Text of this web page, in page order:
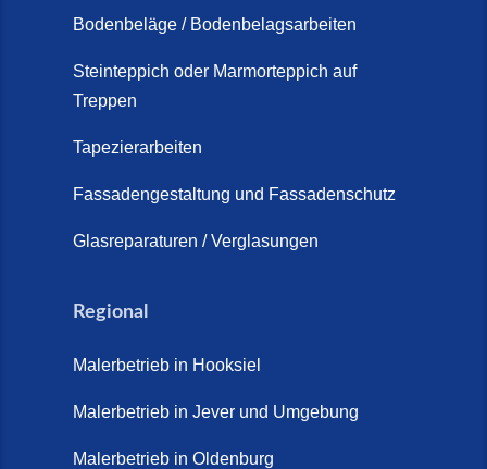
Bodenbeläge / Bodenbelagsarbeiten
Steinteppich oder Marmorteppich auf
Treppen
Tapezierarbeiten
Fassadengestaltung und Fassadenschutz
Glasreparaturen / Verglasungen
Regional
Malerbetrieb in Hooksiel
Malerbetrieb in Jever und Umgebung
Malerbetrieb in Oldenburg